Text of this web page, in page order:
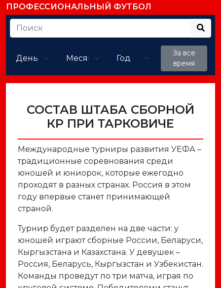
ПРОФЕССИОНАЛЬНЫЙ ФУТБОЛ
За все
время
СОСТАВ ШТАБА СБОРНОЙ
КР ПРИ ТАРКОВИЧЕ
Международные турниры развития УЕФА –
традиционные соревнования среди
юношей и юниорок, которые ежегодно
проходят в разных странах. Россия в этом
году впервые станет принимающей
страной.
Турнир будет разделен на две части: у
юношей играют сборные России, Беларуси,
Кыргызстана и Казахстана. У девушек –
Россия, Беларусь, Кыргызстан и Узбекистан.
Команды проведут по три матча, играя по